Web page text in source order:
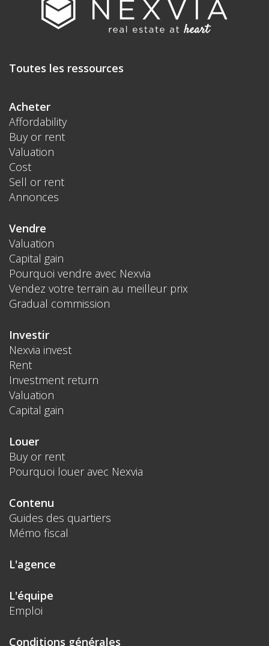
Toutes les ressources
Acheter
Affordability
Buy or rent
Valuation
Cost
Sell or rent
Annonces
Vendre
Valuation
Capital gain
Pourquoi vendre avec Nexvia
Vendez votre terrain au meilleur prix
Gradual commission
Investir
Nexvia invest
Rent
Investment return
Valuation
Capital gain
Louer
Buy or rent
Pourquoi louer avec Nexvia
Contenu
Guides des quartiers
Mémo fiscal
L'agence
L'équipe
Emploi
Conditions générales